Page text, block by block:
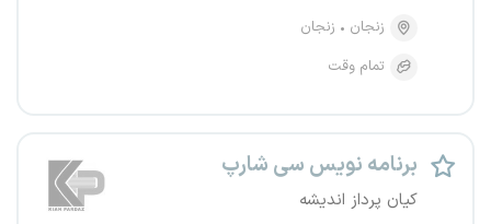
زنجان
زنجان
تمام وقت
برنامه نویس سی شارپ
کیان پرداز اندیشه